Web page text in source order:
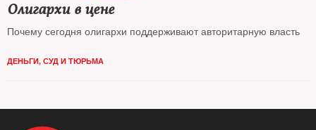
Олигархи в цене
Почему сегодня олигархи поддерживают авторитарную власть
ДЕНЬГИ, СУД И ТЮРЬМА